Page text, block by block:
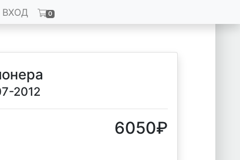
ВХОД 0
2012
6050₽